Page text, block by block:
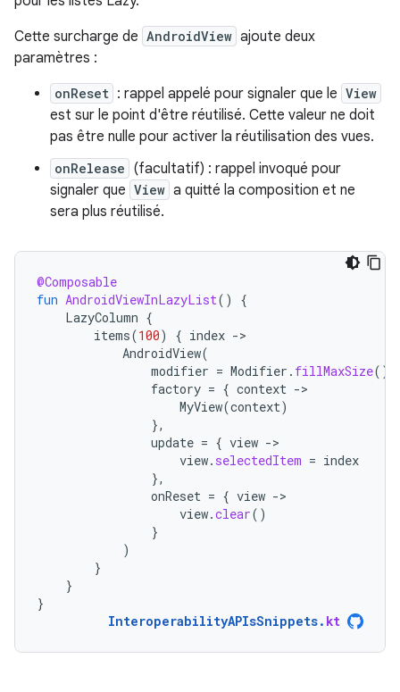
Cette surcharge de AndroidView ajoute deux
paramètres :
onReset : rappel appelé pour signaler que le View
est sur le point d'être réutilisé. Cette valeur ne doit
pas être nulle pour activer la réutilisation des vues.
onRelease (facultatif) : rappel invoqué pour
signaler que View a quitté la composition et ne
sera plus réutilisé.
@Composable
fun AndroidViewInLazyList()
{
LazyColumn {
items(100) { index -
AndroidView(
modifier = Modifier . fillMaxSize(),
factory = { context -
MyView(context)
},
update = { view -
view. selectedItem = index
},
onReset = { view -
view.clear()
}
)
}
}
}
InteroperabilityAPIsSnippets. kt